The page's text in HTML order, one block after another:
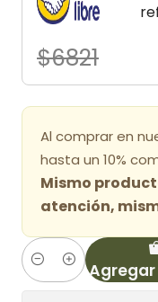
$6821
Al comprar en
hasta un 10%
Mismo
atención,
Cantidad